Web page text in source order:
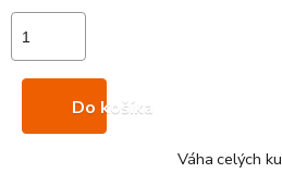
Do košíka
Váha celých